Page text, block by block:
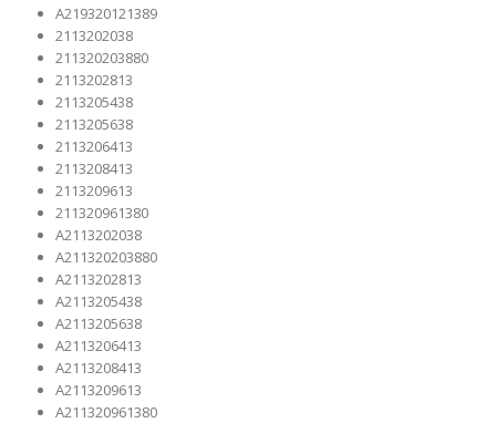
A219320121389
2113202038
211320203880
2113202813
2113205438
2113205638
2113206413
2113208413
2113209613
211320961380
A2113202038
A211320203880
A2113202813
A2113205438
A2113205638
A2113206413
A2113208413
A2113209613
A211320961380